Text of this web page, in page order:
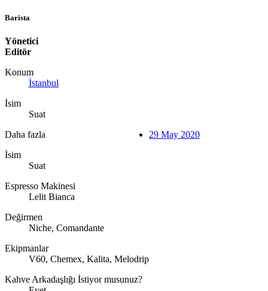
Barista
Yönetici
Editör
Konum
İstanbul
İsim
Suat
Daha fazla
İsim
Suat
Espresso Makinesi
Lelit Bianca
Değirmen
Niche, Comandante
Ekipmanlar
V60, Chemex, Kalita, Melodrip
Kahve Arkadaşlığı İstiyor musunuz?
29 May 2020